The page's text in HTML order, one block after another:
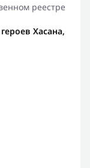
реестре
Хасана,